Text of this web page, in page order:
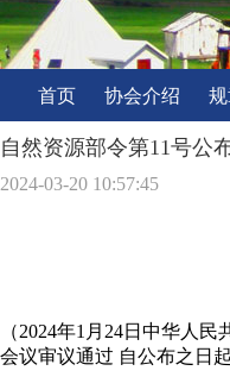
首页 协会介绍
自然资源部令第11号公
2024-03-20 10:57:45
（2024年1月24日中华人
会议审议通过 自公布之日起